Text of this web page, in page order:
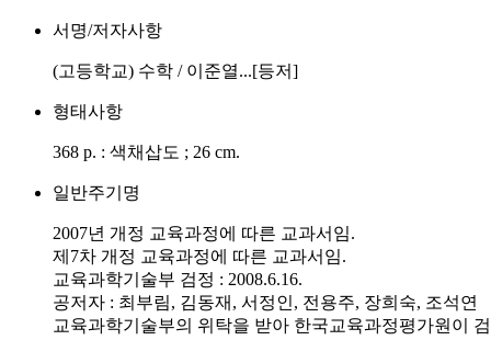
서명/저자사항
(고등학교) 수학 / 이준열...[등저]
형태사항
368 p. : 색채삽도 ; 26 cm.
일반주기명
2007년 개정 교육과정에 따른 교과서임.
제7차 개정 교육과정에 따른 교과서임.
교육과학기술부 검정 : 2008.6.16.
공저자 : 최부림, 김동재, 서정인, 전용주, 장희숙, 조석연
교육과학기술부의 위탁을 받아 한국교육과정평가원이